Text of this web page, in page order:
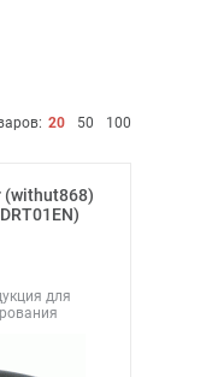
20 50 100
(withut868)
для